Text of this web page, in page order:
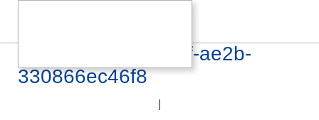
a21985df-cacf-488f-ae2b-
330866ec46f8